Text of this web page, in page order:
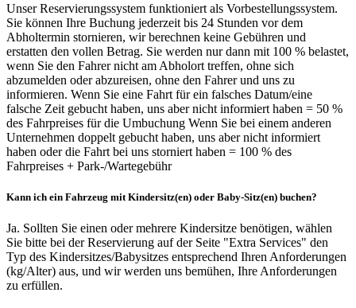
Unser Reservierungssystem funktioniert als Vorbestellungssystem.
Sie können Ihre Buchung jederzeit bis 24 Stunden vor dem
Abholtermin stornieren, wir berechnen keine Gebühren und
erstatten den vollen Betrag. Sie werden nur dann mit 100 % belastet,
wenn Sie den Fahrer nicht am Abholort treffen, ohne sich
abzumelden oder abzureisen, ohne den Fahrer und uns zu
informieren. Wenn Sie eine Fahrt für ein falsches Datum/eine
falsche Zeit gebucht haben, uns aber nicht informiert haben = 50 %
des Fahrpreises für die Umbuchung Wenn Sie bei einem anderen
Unternehmen doppelt gebucht haben, uns aber nicht informiert
haben oder die Fahrt bei uns storniert haben = 100 % des
Fahrpreises + Park-/Wartegebühr
Kann ich ein Fahrzeug mit Kindersitz(en) oder Baby-Sitz(en) buchen?
Ja. Sollten Sie einen oder mehrere Kindersitze benötigen, wählen
Sie bitte bei der Reservierung auf der Seite "Extra Services" den
Typ des Kindersitzes/Babysitzes entsprechend Ihren Anforderungen
(kg/Alter) aus, und wir werden uns bemühen, Ihre Anforderungen
zu erfüllen.